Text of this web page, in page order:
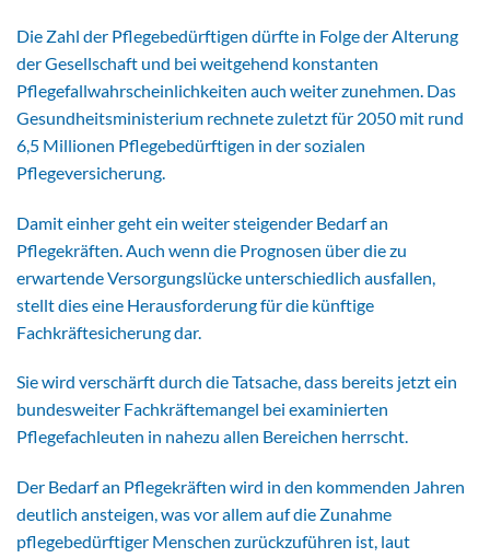
Die Zahl der Pflegebedürftigen dürfte in Folge der Alterung
der Gesellschaft und bei weitgehend konstanten
Pflegefallwahrscheinlichkeiten auch weiter zunehmen. Das
Gesundheitsministerium rechnete zuletzt für 2050 mit rund
6,5 Millionen Pflegebedürftigen in der sozialen
Pflegeversicherung.
Damit einher geht ein weiter steigender Bedarf an
Pflegekräften. Auch wenn die Prognosen über die zu
erwartende Versorgungslücke unterschiedlich ausfallen,
stellt dies eine Herausforderung für die künftige
Fachkräftesicherung dar.
Sie wird verschärft durch die Tatsache, dass bereits jetzt ein
bundesweiter Fachkräftemangel bei examinierten
Pflegefachleuten in nahezu allen Bereichen herrscht.
Der Bedarf an Pflegekräften wird in den kommenden Jahren
deutlich ansteigen, was vor allem auf die Zunahme
pflegebedürftiger Menschen zurückzuführen ist, laut